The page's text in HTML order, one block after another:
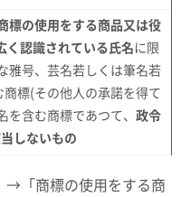
標の使用をする商品又は役
く認識されている氏名に限
雅号、芸名若しくは筆名若
商標(その他人の承諾を得て
を含む商標であつて、政令
しないもの
→「商標の使用をする商